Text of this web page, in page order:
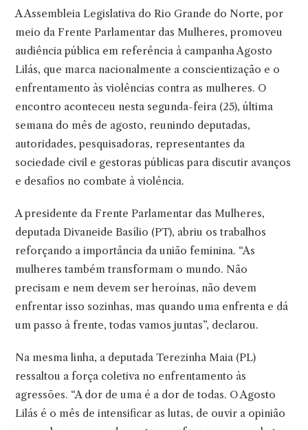
A Assembleia Legislativa do Rio Grande do Norte, por
meio da Frente Parlamentar das Mulheres, promoveu
audiência pública em referência à campanha Agosto
Lilás, que marca nacionalmente a conscientização e o
enfrentamento às violências contra as mulheres. O
encontro aconteceu nesta segunda-feira (25), última
semana do mês de agosto, reunindo deputadas,
autoridades, pesquisadoras, representantes da
sociedade civil e gestoras públicas para discutir avanços
e desafios no combate à violência.
A presidente da Frente Parlamentar das Mulheres,
deputada Divaneide Basílio (PT), abriu os trabalhos
reforçando a importância da união feminina. “As
mulheres também transformam o mundo. Não
precisam e nem devem ser heroínas, não devem
enfrentar isso sozinhas, mas quando uma enfrenta e dá
um passo à frente, todas vamos juntas”, declarou.
Na mesma linha, a deputada Terezinha Maia (PL)
ressaltou a força coletiva no enfrentamento às
agressões. “A dor de uma é a dor de todas. O Agosto
Lilás é o mês de intensificar as lutas, de ouvir a opinião